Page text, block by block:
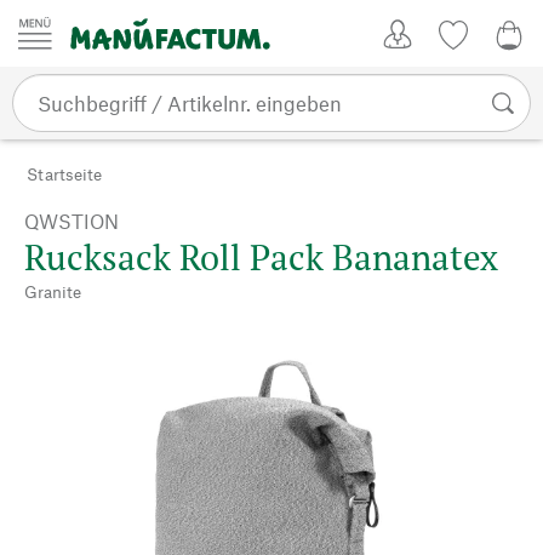
Zum Inhalt springen
Startseite
QWSTION
Rucksack Roll Pack Bananatex
Granite